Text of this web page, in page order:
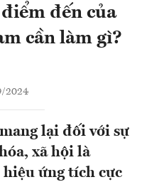
đến của
cần làm gì?
2024
lại đối với sự
xã hội là
ứng tích cực